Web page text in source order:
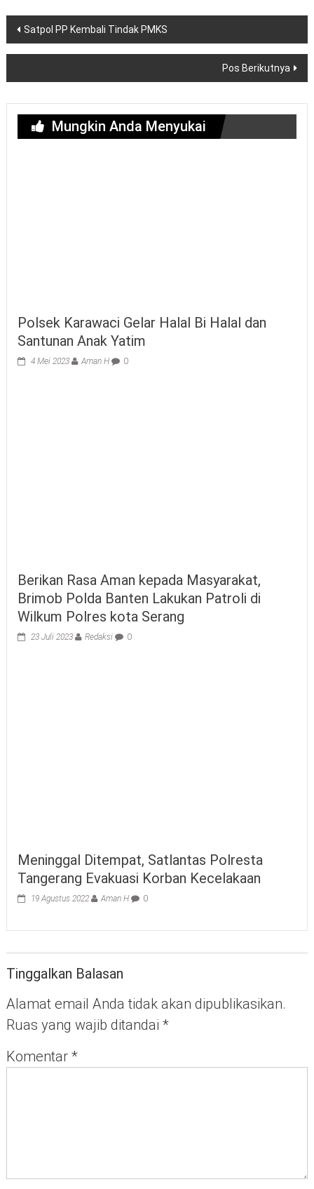
Navigasi
pos
Satpol PP Kembali Tindak PMKS
Pos Berikutnya
Mungkin Anda Menyukai
Polsek Karawaci Gelar Halal Bi Halal dan
Santunan Anak Yatim
4 Mei 2023 Aman H 0
Berikan Rasa Aman kepada Masyarakat,
Brimob Polda Banten Lakukan Patroli di
Wilkum Polres kota Serang
23 Juli 2023 Redaksi 0
Meninggal Ditempat, Satlantas Polresta
Tangerang Evakuasi Korban Kecelakaan
19 Agustus 2022 Aman H 0
Tinggalkan Balasan
Alamat email Anda tidak akan dipublikasikan.
Ruas yang wajib ditandai *
Komentar *